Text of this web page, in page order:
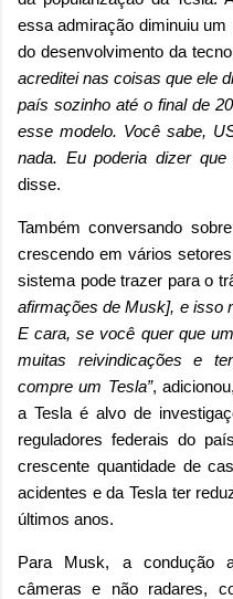
essa admiração diminuiu
do desenvolvimento da
acreditei nas coisas que ele
país sozinho até o final de
esse modelo. Você sabe,
nada. Eu poderia dizer
disse.
Também conversando
crescendo em vários
sistema pode trazer para o
afirmações de Musk], e isso
E cara, se você quer que
muitas reivindicações e
compre um Tesla”,
a Tesla é alvo de
reguladores federais do
crescente quantidade de
acidentes e da Tesla ter
últimos anos.
Para Musk, a condução
câmeras e não radares,